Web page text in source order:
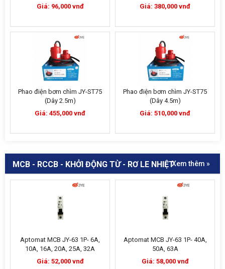
Giá: 96,000 vnđ
Giá: 380,000 vnđ
Phao điện bơm chìm JY-ST75
(Dây 2.5m)
Giá: 455,000 vnđ
Phao điện bơm chìm JY-ST75
(Dây 4.5m)
Giá: 510,000 vnđ
MCB - RCCB - KHỞI ĐỘNG TỪ - RƠ LE NHIỆTXem thêm »
Aptomat MCB JY-63 1P- 6A,
10A, 16A, 20A, 25A, 32A
Giá: 52,000 vnđ
Aptomat MCB JY-63 1P- 40A,
50A, 63A
Giá: 58,000 vnđ